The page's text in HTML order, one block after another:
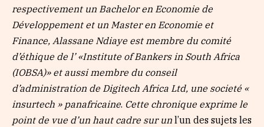
respectivement un Bachelor en Economie de
Développement et un Master en Economie et
Finance, Alassane Ndiaye est membre du comité
d’éthique de l’ «Institute of Bankers in South Africa
(IOBSA)» et aussi membre du conseil
d’administration de Digitech Africa Ltd, une societé «
insurtech » panafricaine. Cette chronique exprime le
point de vue d’un haut cadre sur un l’un des sujets les